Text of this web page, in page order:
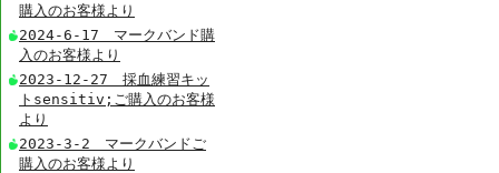
購入のお客様より
2024-6-17 マークバンド購
入のお客様より
2023-12-27 採血練習キッ
トsensitiv;ご購入のお客様
より
2023-3-2 マークバンドご
購入のお客様より